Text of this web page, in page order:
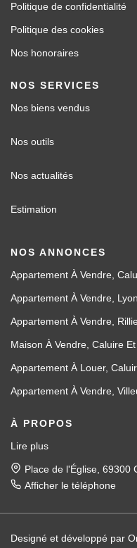
Politique de confidentialité
Politique des cookies
Nos honoraires
NOS SERVICES
Nos biens vendus
Nos outils
Nos actualités
Estimation
NOS ANNONCES
Appartement À Vendre,
Appartement À Vendre, Lyon
Appartement À Vendre,
Maison À Vendre, Caluire
Appartement À Louer,
Appartement À Vendre,
À PROPOS
Lire plus
Place de l'Église, 69300
Afficher le téléphone
Designé et développé par